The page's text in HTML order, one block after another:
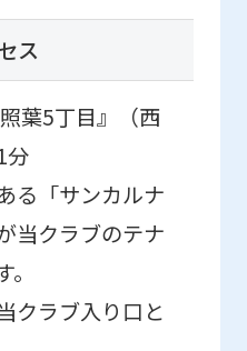
ス
葉5丁目』（西
分
る「サンカルナ
当クラブのテナ
クラブ入り口と